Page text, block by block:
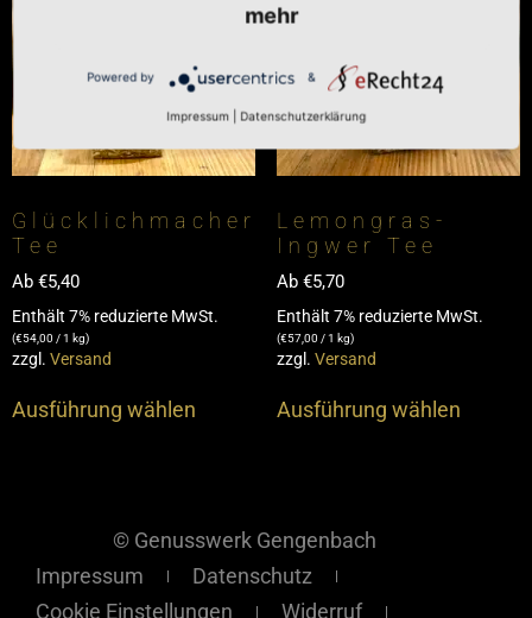
Glücklichmacher
Tee
Ab €5,40
Enthält 7% reduzierte MwSt.
(€54,00 / 1 kg)
zzgl. Versand
Ausführung wählen
Lemongras-
Ingwer Tee
Ab €5,70
Enthält 7% reduzierte MwSt.
(€57,00 / 1 kg)
zzgl. Versand
Ausführung wählen
© Genusswerk Gengenbach
Impressum
Datenschutz
Cookie Einstellungen
Widerruf
mehr
Powered by &
Impressum Datenschutzerklärung